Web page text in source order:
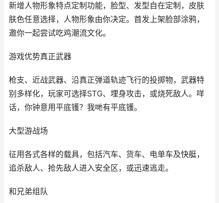
新增人物形象特点定制功能，脸型、发型自在定制，皮肤
肤色任意选择，人物形象由你决定。首发上架脸部涂鸦，
邀你一起尝试吃鸡潮流文化。
游戏优势真正武器
枪支、近战武器、沿真正弹道轨迹飞行的投掷物，武器特
别多样化，玩家可选择STG、埋身攻击，或烧死敌人。咩
话，你钟意用平底镬？我哋有平底镬。
大型游战场
征用各式各样的载具，包括汽车、货车、电单车及快艇，
追杀敌人、抢先敌人进入安全区，或迅速逃走。
和兄弟组队